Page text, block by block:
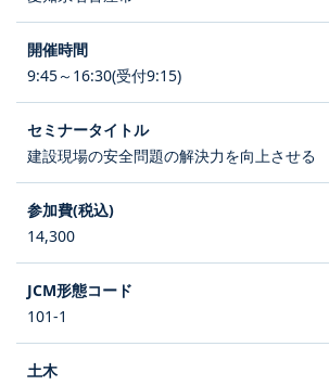
9:45～16:30(受付9:15)
建設現場の安全問題の解決力を向上させる
14,300
101-1